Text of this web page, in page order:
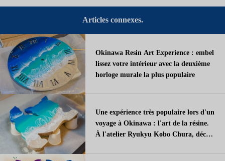
Articles connexes.
Okinawa Resin Art Experience : embel
lissez votre intérieur avec la deuxième
horloge murale la plus populaire
Une expérience très populaire lors d'un
voyage à Okinawa : l'art de la résine.
À l'atelier Ryukyu Kobo Chura, décou
prisonner la mer ”.